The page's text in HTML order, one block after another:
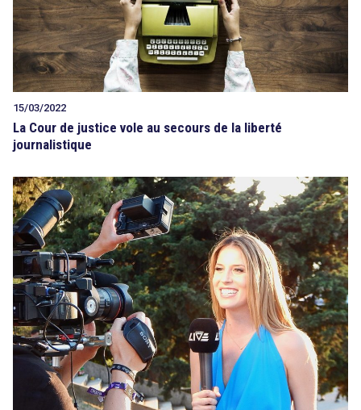
Tout sur le droit de l'innovation
Rechercher
15/03/2022
La Cour de justice vole au secours de la liberté
journalistique